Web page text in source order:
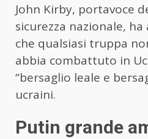
John Kirby, portavoce
sicurezza nazionale,
che qualsiasi truppa
abbia combattuto in
“bersaglio leale e
ucraini.
Putin grande